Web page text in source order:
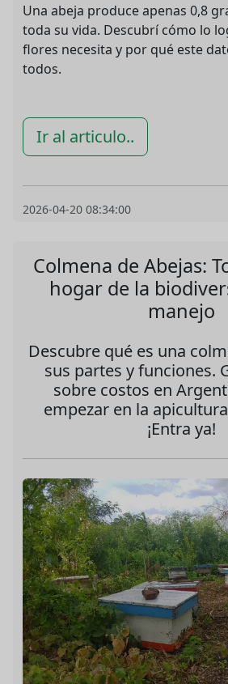
Una abeja produce apenas 0,8
toda su vida. Descubrí cómo lo
flores necesita y por qué este
todos.
Ir al articulo..
2026-04-20 08:34:00
Colmena de Abejas:
hogar de la
manejo
Descubre qué es una
sus partes y funciones.
sobre costos en
empezar en la
¡Entra ya!